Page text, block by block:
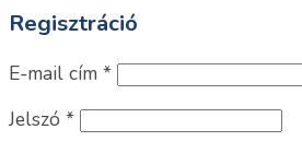
Regisztráció
E-mail cím *
Jelszó *